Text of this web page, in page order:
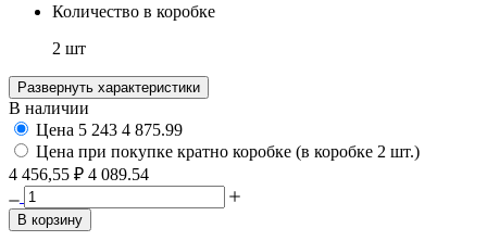
Количество в коробке
2 шт
Развернуть характеристики
В наличии
Цена 5 243 4 875.99
Цена при покупке кратно коробке (в коробке 2 шт.)
4 456,55 ₽ 4 089.54
В корзину